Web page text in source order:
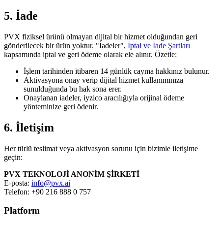
5. İade
PVX fiziksel ürünü olmayan dijital bir hizmet olduğundan geri
gönderilecek bir ürün yoktur. "İadeler", İptal ve İade Şartları
kapsamında iptal ve geri ödeme olarak ele alınır. Özetle:
İşlem tarihinden itibaren 14 günlük cayma hakkınız bulunur.
Aktivasyona onay verip dijital hizmet kullanımınıza
sunulduğunda bu hak sona erer.
Onaylanan iadeler, iyzico aracılığıyla orijinal ödeme
yönteminize geri ödenir.
6. İletişim
Her türlü teslimat veya aktivasyon sorunu için bizimle iletişime
geçin:
PVX TEKNOLOJİ ANONİM ŞİRKETİ
E-posta: info@pvx.ai
Telefon: +90 216 888 0 757
Platform